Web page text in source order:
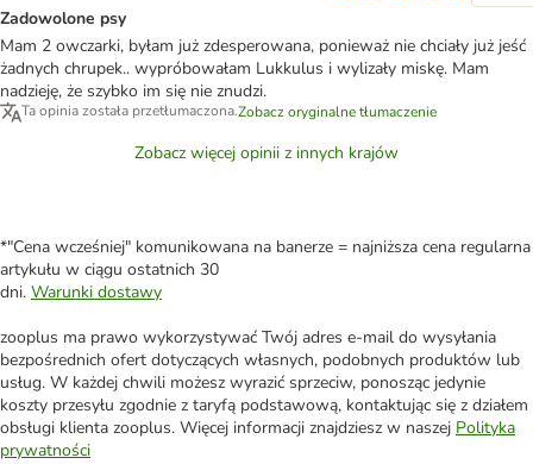
Zadowolone psy
Mam 2 owczarki, byłam już zdesperowana, ponieważ nie chciały już jeść
żadnych chrupek.. wypróbowałam Lukkulus i wylizały miskę. Mam
nadzieję, że szybko im się nie znudzi.
Ta opinia została przetłumaczona.Zobacz oryginalne tłumaczenie
Zobacz więcej opinii z innych krajów
*"Cena wcześniej" komunikowana na banerze = najniższa cena regularna
artykułu w ciągu ostatnich 30
dni. Warunki dostawy
zooplus ma prawo wykorzystywać Twój adres e-mail do wysyłania
bezpośrednich ofert dotyczących własnych, podobnych produktów lub
usług. W każdej chwili możesz wyrazić sprzeciw, ponosząc jedynie
koszty przesyłu zgodnie z taryfą podstawową, kontaktując się z działem
obsługi klienta zooplus. Więcej informacji znajdziesz w naszej Polityka
prywatności